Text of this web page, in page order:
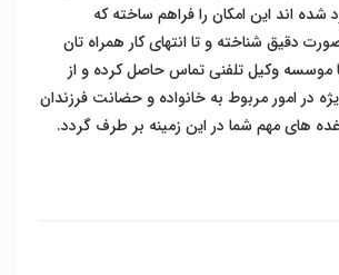
اند این امکان را فراهم ساخته که
دقیق شناخته و تا انتهای کار همراه تان
موسسه وکیل تلفنی تماس حاصل کرده و از
در امور مربوط به خانواده و حضانت فرزندان
های مهم شما در این زمینه بر طرف گردد.